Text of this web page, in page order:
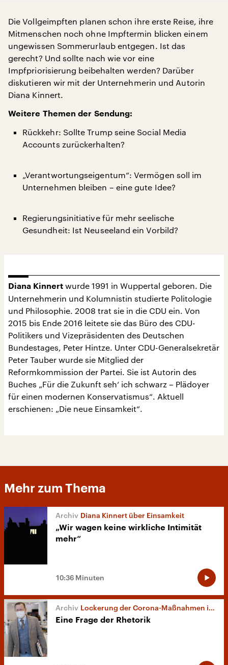
Die Vollgeimpften planen schon ihre erste Reise, ihre
Mitmenschen noch ohne Impftermin blicken einem
ungewissen Sommerurlaub entgegen. Ist das
gerecht? Und sollte nach wie vor eine
Impfpriorisierung beibehalten werden? Darüber
diskutieren wir mit der Unternehmerin und Autorin
Diana Kinnert.
Weitere Themen der Sendung:
Rückkehr: Sollte Trump seine Social Media
Accounts zurückerhalten?
„Verantwortungseigentum“: Vermögen soll im
Unternehmen bleiben – eine gute Idee?
Regierungsinitiative für mehr seelische
Gesundheit: Ist Neuseeland ein Vorbild?
Diana Kinnert wurde 1991 in Wuppertal geboren. Die
Unternehmerin und Kolumnistin studierte Politologie
und Philosophie. 2008 trat sie in die CDU ein. Von
2015 bis Ende 2016 leitete sie das Büro des CDU-
Politikers und Vizepräsidenten des Deutschen
Bundestages, Peter Hintze. Unter CDU-Generalsekretär
Peter Tauber wurde sie Mitglied der
Reformkommission der Partei. Sie ist Autorin des
Buches „Für die Zukunft seh‘ ich schwarz – Plädoyer
für einen modernen Konservatismus“. Aktuell
erschienen: „Die neue Einsamkeit“.
Mehr zum Thema
Diana Kinnert über Einsamkeit
„Wir wagen keine wirkliche Intimität
mehr“
10:36 Minuten
Lockerung der Corona-Maßnahmen in Thüringen
Eine Frage der Rhetorik